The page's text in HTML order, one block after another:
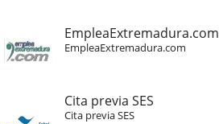
EmpleaExtremadura.com
EmpleaExtremadura.com
Cita previa SES
Cita previa SES